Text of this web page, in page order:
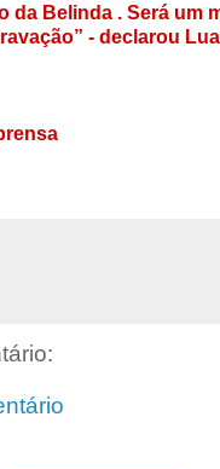
da Belinda . Será um
- declarou